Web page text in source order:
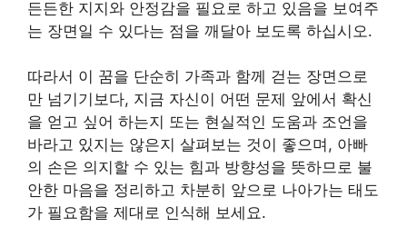
든든한 지지와 안정감을 필요로 하고 있음을 보여주
는 장면일 수 있다는 점을 깨달아 보도록 하십시오.
따라서 이 꿈을 단순히 가족과 함께 걷는 장면으로
만 넘기기보다, 지금 자신이 어떤 문제 앞에서 확신
을 얻고 싶어 하는지 또는 현실적인 도움과 조언을
바라고 있지는 않은지 살펴보는 것이 좋으며, 아빠
의 손은 의지할 수 있는 힘과 방향성을 뜻하므로 불
안한 마음을 정리하고 차분히 앞으로 나아가는 태도
가 필요함을 제대로 인식해 보세요.